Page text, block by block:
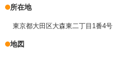
所在地
東京都大田区大森東二丁目1番4号
地図